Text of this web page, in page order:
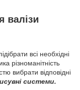
валізи
всі необхідні
різноманітність
вибрати відповідні
системи.